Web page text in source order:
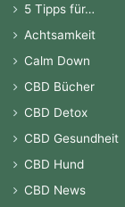
5 Tipps für…
Achtsamkeit
Calm Down
CBD Bücher
CBD Detox
CBD Gesundheit
CBD Hund
CBD News